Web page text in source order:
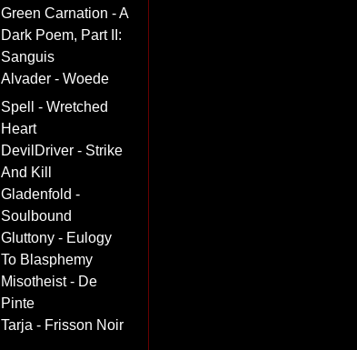
Green Carnation - A
Dark Poem, Part II:
Sanguis
Alvader - Woede
Spell - Wretched
Heart
DevilDriver - Strike
And Kill
Gladenfold -
Soulbound
Gluttony - Eulogy
To Blasphemy
Misotheist - De
Pinte
Tarja - Frisson Noir